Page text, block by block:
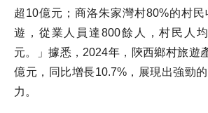
超10億元；商洛朱家灣村80%的村
遊，從業人員達800餘人，村民人
元。」據悉，2024年，陝西鄉村旅遊
億元，同比增長10.7%，展現出強勁
力。